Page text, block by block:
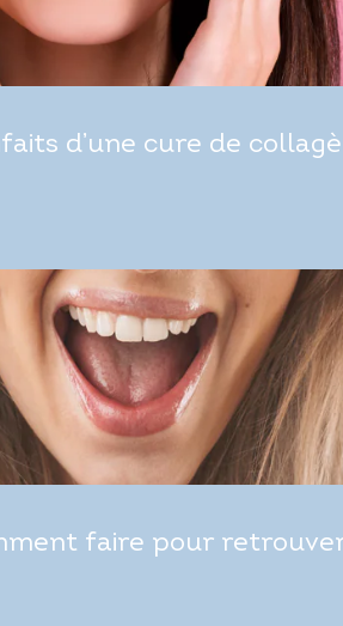
d’une cure de
faire pour